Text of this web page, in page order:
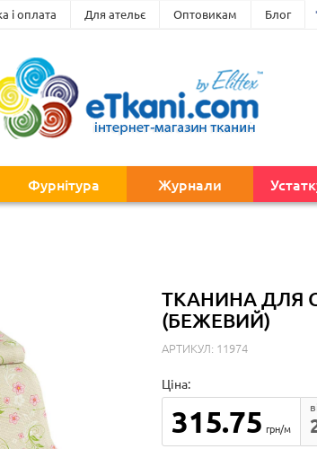
і оплата Для ательє Оптовикам Блог
Фурнітура Журнали
ТКАНИНА ДЛЯ
(БЕЖЕВИЙ)
АРТИКУЛ: 11974
Ціна:
315.75 грн/м